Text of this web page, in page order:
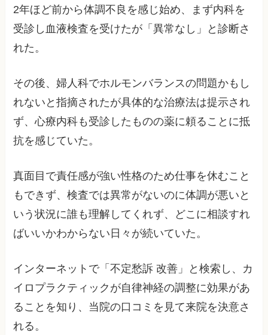
2年ほど前から体調不良を感じ始め、まず内科を
受診し血液検査を受けたが「異常なし」と診断さ
れた。
その後、婦人科でホルモンバランスの問題かもし
れないと指摘されたが具体的な治療法は提示され
ず、心療内科も受診したものの薬に頼ることに抵
抗を感じていた。
真面目で責任感が強い性格のため仕事を休むこと
もできず、検査では異常がないのに体調が悪いと
いう状況に誰も理解してくれず、どこに相談すれ
ばいいかわからない日々が続いていた。
インターネットで「不定愁訴 改善」と検索し、カ
イロプラクティックが自律神経の調整に効果があ
ることを知り、当院の口コミを見て来院を決意さ
れる。